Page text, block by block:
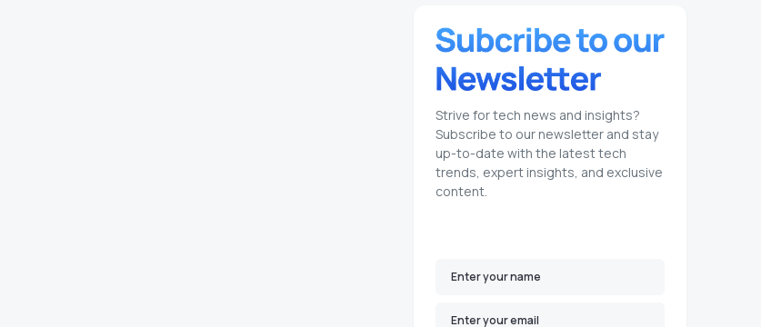
Strive for tech news and insights?
Subscribe to our newsletter and stay
up-to-date with the latest tech
trends, expert insights, and exclusive
content.